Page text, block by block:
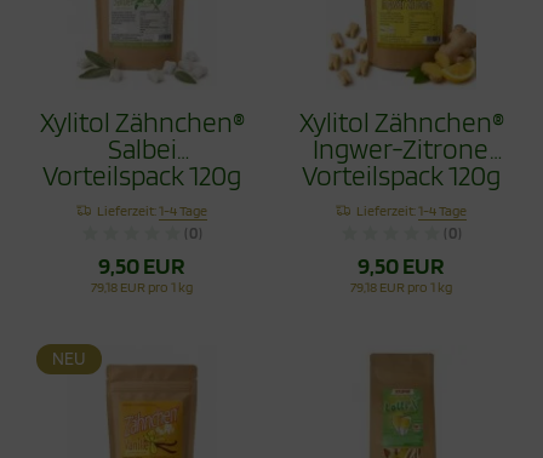
Xylitol Zähnchen®
Salbei
Vorteilspack 120g
- Zahnpflege
Bonbons
Lieferzeit:1-4 Tage
(0)
9,50 EUR
79,18 EUR pro 1 kg
Xylitol Zähnchen®
Ingwer-Zitrone
Vorteilspack 120g
- Zahnpflege
Bonbons
Lieferzeit:1-4 Tage
(0)
9,50 EUR
79,18 EUR pro 1 kg
NEU